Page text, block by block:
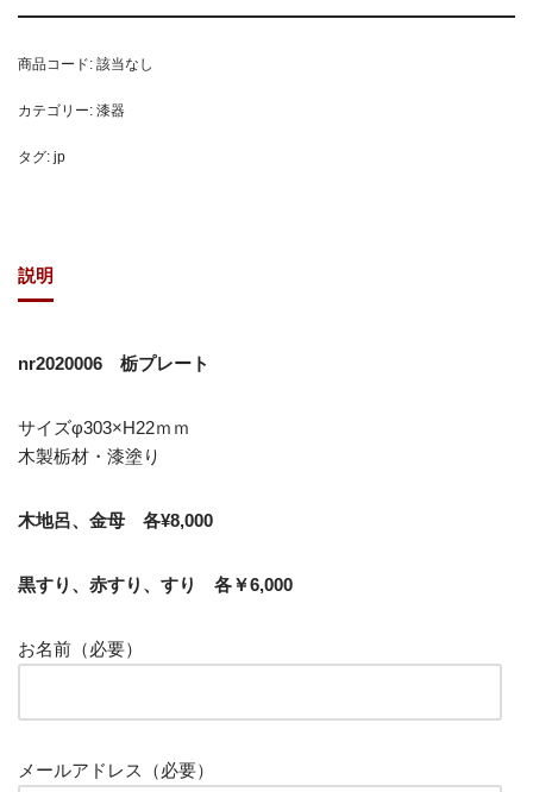
商品コード: 該当なし
カテゴリー: 漆器
タグ: jp
説明
nr2020006 栃プレート
サイズφ303×H22ｍｍ
木製栃材・漆塗り
木地呂、金母 各¥8,000
黒すり、赤すり、すり 各￥6,000
お名前（必要）
メールアドレス（必要）